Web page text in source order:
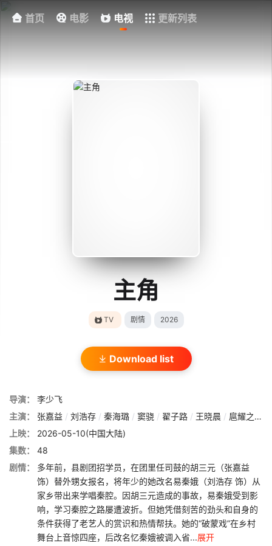
首页 电影 电视 更新列表
主角
TV 剧情 2026
Download list
导演：
李少飞
主演：
张嘉益 / 刘浩存 / 秦海璐 / 窦骁 / 翟子路 / 王晓晨 / 扈耀之 /
上映：
2026-05-10(中国大陆)
集数：
48
剧情：
多年前，县剧团招学员，在团里任司鼓的胡三元（张嘉益
饰）替外甥女报名，将年少的她改名易秦娥（刘浩存 饰）从
家乡带出来学唱秦腔。因胡三元造成的事故，易秦娥受到影
响，学习秦腔之路屡遭波折。但她凭借刻苦的劲头和自身的
条件获得了老艺人的赏识和热情帮扶。她的“破蒙戏”在乡村
舞台上音惊四座，后改名忆秦娥被调入省...展开